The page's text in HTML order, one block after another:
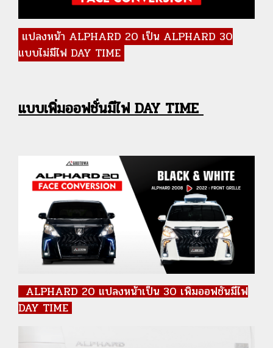
แปลงหน้า ALPHARD 20 เป็น ALPHARD 30
แบบไม่มีไฟ DAY TIME
แบบเพิ่มออฟชั่นมีไฟ DAY TIME
ALPHARD 20 แปลงหน้าเป็น 30 เพิ่มออฟชันมีไฟ
DAY TIME